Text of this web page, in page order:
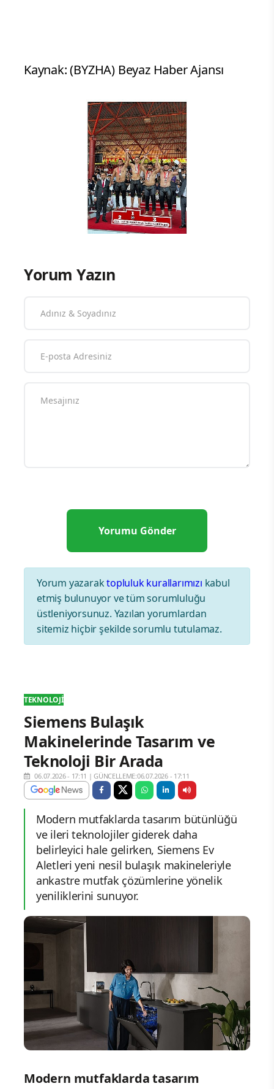
Kaynak: (BYZHA) Beyaz Haber Ajansı
Yorum Yazın
Yorum yazaraktopluluk kurallarımızı kabul
etmiş bulunuyor ve tüm sorumluluğu
üstleniyorsunuz. Yazılan yorumlardan
sitemiz hiçbir şekilde sorumlu tutulamaz.
TEKNOLOJI
Siemens Bulaşık
Makinelerinde Tasarım ve
Teknoloji Bir Arada
06.07.2026 - 17:11 |GÜNCELLEME:06.07.2026 - 17:11
Modern mutfaklarda tasarım bütünlüğü
ve ileri teknolojiler giderek daha
belirleyici hale gelirken, Siemens Ev
Aletleri yeni nesil bulaşık makineleriyle
ankastre mutfak çözümlerine yönelik
yeniliklerini sunuyor.
Modern mutfaklarda tasarım